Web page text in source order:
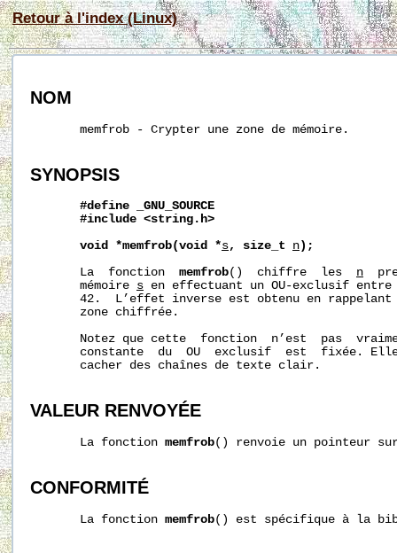
Retour à l'index (Linux)
NOM
       memfrob - Crypter une zone de mémoire.
SYNOPSIS
#define
_GNU_SOURCE
#include <string.h>
void *memfrob(void *s, size_t n );
       La  fonction
memfrob()  chiffre  les n
       mémoire
s en effectuant un OU-exclusif
42.  L’effet inverse est obtenu en
       zone chiffrée.
Notez que cette  fonction  n’est  pas
constante  du  OU  exclusif  est  fixée.
       cacher des chaînes de texte clair.
VALEUR RENVOYÉE
       La fonction
memfrob() renvoie un pointeur
CONFORMITÉ
       La fonction
memfrob() est spécifique à la